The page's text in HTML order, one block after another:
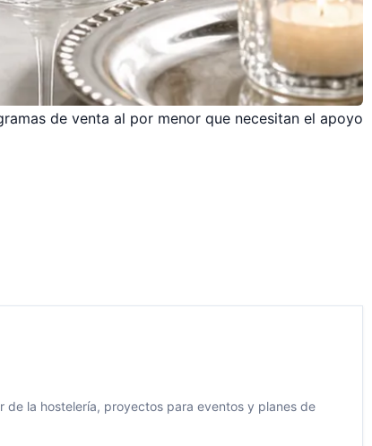
de venta al por menor que necesitan el apoyo
de la hostelería, proyectos para eventos y planes de